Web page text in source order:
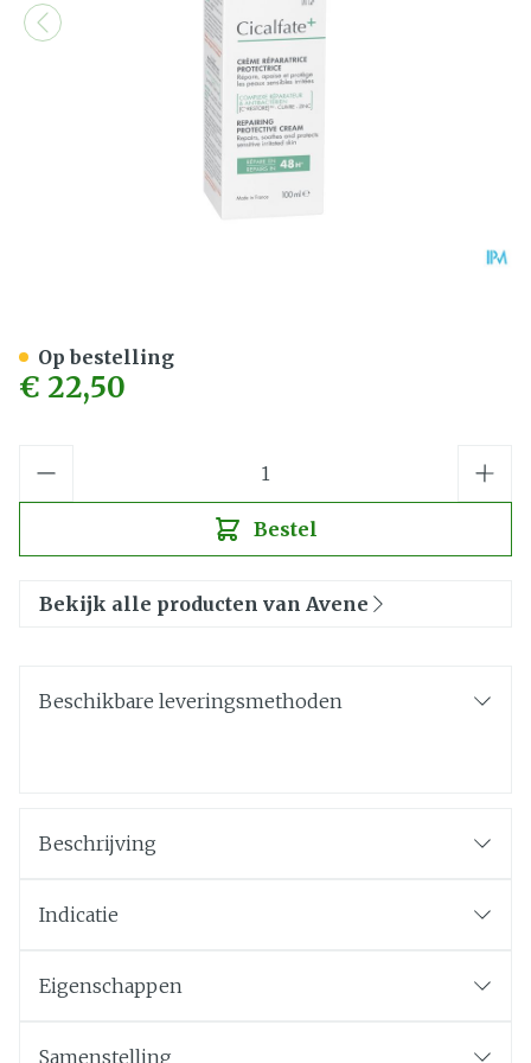
€ 22,50
Bestel
Op bestelling
Bekijk alle producten van Avene
Beschikbare leveringsmethoden
Beschrijving
Indicatie
Eigenschappen
Samenstelling